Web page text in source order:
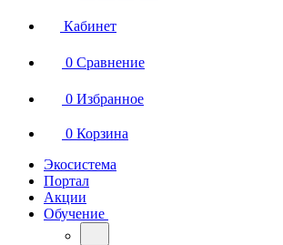
Кабинет
0 Сравнение
0 Избранное
0 Корзина
Экосистема
Портал
Акции
Обучение